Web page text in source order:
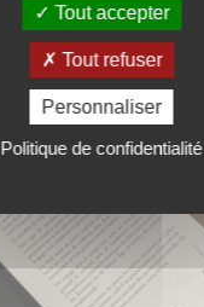
Tout accepter
Tout refuser
Personnaliser
Politique de confidentialité